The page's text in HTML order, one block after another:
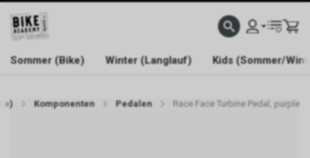
WELCOME TO BIKE ACADEMY
Sommer (Bike) Winter (Langlauf) Kids (Sommer/
Komponenten Pedalen Race Face Turbine Pedal, purple